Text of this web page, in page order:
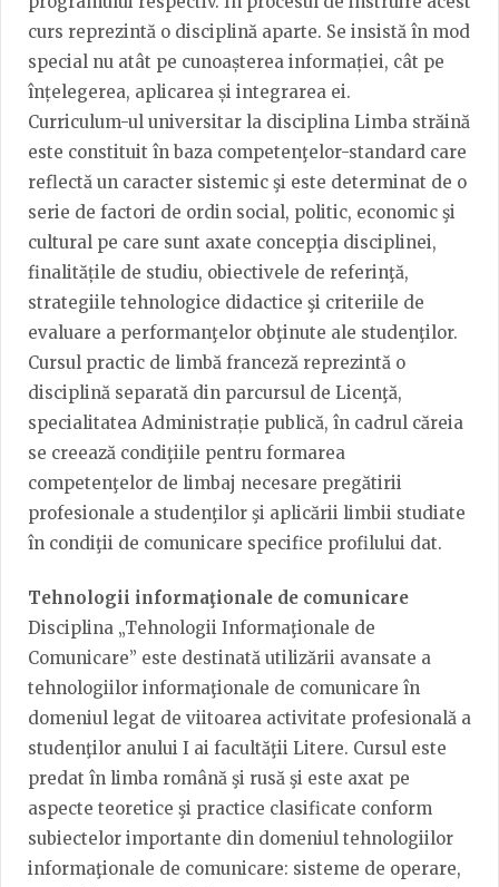
curs reprezintă o disciplină aparte. Se insistă în mod
special nu atât pe cunoașterea informației, cât pe
înțelegerea, aplicarea și integrarea ei.
Curriculum-ul universitar la disciplina Limba străină
este constituit în baza competenţelor-standard care
reflectă un caracter sistemic şi este determinat de o
serie de factori de ordin social, politic, economic şi
cultural pe care sunt axate concepţia disciplinei,
finalitățile de studiu, obiectivele de referinţă,
strategiile tehnologice didactice şi criteriile de
evaluare a performanţelor obţinute ale studenţilor.
Cursul practic de limbă franceză reprezintă o
disciplină separată din parcursul de Licenţă,
specialitatea Administrație publică, în cadrul căreia
se creează condiţiile pentru formarea
competenţelor de limbaj necesare pregătirii
profesionale a studenţilor şi aplicării limbii studiate
în condiţii de comunicare specifice profilului dat.
Tehnologii informaţionale de comunicare
Disciplina „Tehnologii Informaţionale de
Comunicare” este destinată utilizării avansate a
tehnologiilor informaţionale de comunicare în
domeniul legat de viitoarea activitate profesională a
studenţilor anului I ai facultăţii Litere. Cursul este
predat în limba română şi rusă şi este axat pe
aspecte teoretice şi practice clasificate conform
subiectelor importante din domeniul tehnologiilor
informaţionale de comunicare: sisteme de operare,